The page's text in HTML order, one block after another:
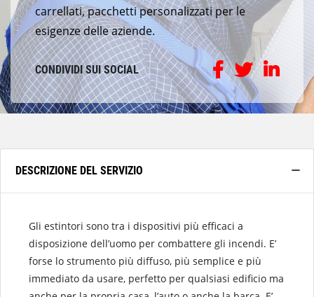
carrellati, pacchetti personalizzati per le
esigenze delle aziende.
CONDIVIDI SUI SOCIAL
DESCRIZIONE DEL SERVIZIO
Gli estintori sono tra i dispositivi più efficaci a
disposizione dell’uomo per combattere gli incendi. E’
forse lo strumento più diffuso, più semplice e più
immediato da usare, perfetto per qualsiasi edificio ma